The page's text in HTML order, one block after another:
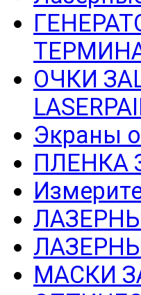
ОЧКИ
Экраны
ПЛЕНКА
МАСКИ